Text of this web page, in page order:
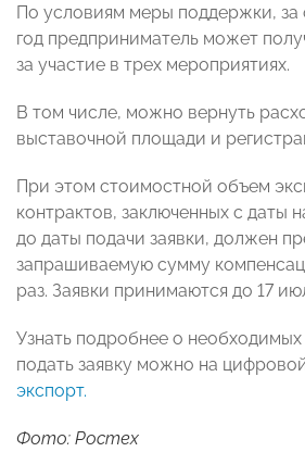
По условиям меры поддержки, за
год предприниматель может
за участие в трех мероприятиях.
В том числе, можно вернуть
выставочной площади и
При этом стоимостной объем
контрактов, заключенных с даты
до даты подачи заявки, должен
запрашиваемую сумму
раз. Заявки принимаются до 17
Узнать подробнее о необходимых
подать заявку можно на
экспорт.
Фото: Ростех